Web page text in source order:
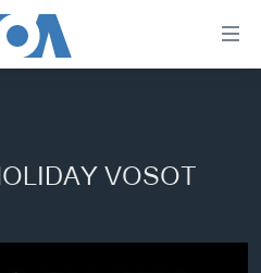
ລັດ 2024
VOSOT